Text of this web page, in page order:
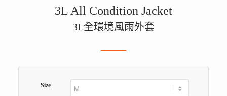
3L All Condition Jacket
3L全環境風雨外套
Size